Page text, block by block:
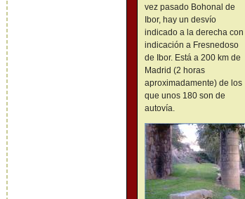
vez pasado Bohonal de
Ibor, hay un desvío
indicado a la derecha con
indicación a Fresnedoso
de Ibor. Está a 200 km de
Madrid (2 horas
aproximadamente) de los
que unos 180 son de
autovía.